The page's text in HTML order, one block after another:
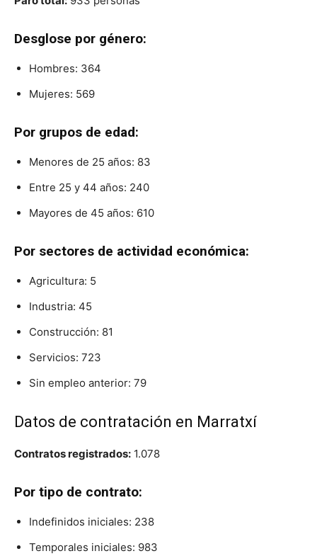
Desglose por género:
Hombres: 364
Mujeres: 569
Por grupos de edad:
Menores de 25 años: 83
Entre 25 y 44 años: 240
Mayores de 45 años: 610
Por sectores de actividad económica:
Agricultura: 5
Industria: 45
Construcción: 81
Servicios: 723
Sin empleo anterior: 79
Datos de contratación en Marratxí
Contratos registrados: 1.078
Por tipo de contrato:
Indefinidos iniciales: 238
Temporales iniciales: 983